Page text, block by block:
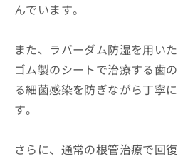
んでいます。
また、ラバーダム防湿を用い
ゴム製のシートで治療する歯
る細菌感染を防ぎながら丁寧
す。
さらに、通常の根管治療で回